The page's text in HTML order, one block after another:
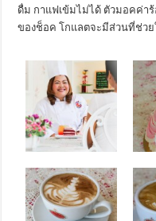
ดื่ม กาแฟเข้มไม่ได้ ตัวมอคค่า
ของช็อค โกแลตจะมีส่วนที่ช่วย